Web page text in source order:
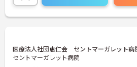
医療法人社団恵仁会 セントマーガレット病
セントマーガレット病院